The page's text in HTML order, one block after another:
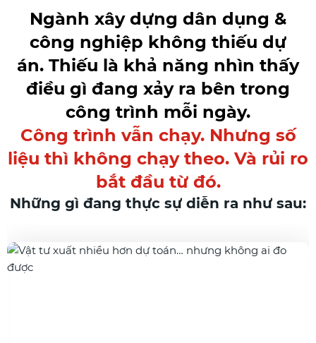
Ngành xây dựng dân dụng &
công nghiệp không thiếu dự
án. Thiếu là khả năng nhìn thấy
điều gì đang xảy ra bên trong
công trình mỗi ngày.
Công trình vẫn chạy. Nhưng số
liệu thì không chạy theo. Và rủi ro
bắt đầu từ đó.
Những gì đang thực sự diễn ra như sau: